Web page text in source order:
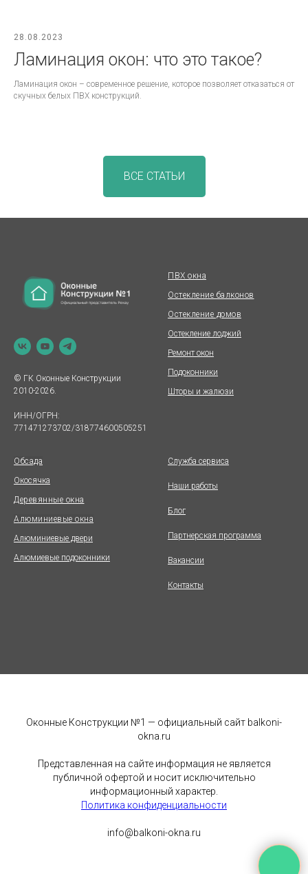
28.08.2023
Ламинация окон: что это такое?
Ламинация окон – современное решение, которое позволяет отказаться от
скучных белых ПВХ конструкций.
ВСЕ СТАТЬИ
© ГК Оконные Конструкции
2010-2026.
ИНН/ОГРН:
771471273702/318774600505251
ПВХ окна
Остекление балконов
Остекление домов
Остекление лоджий
Ремонт окон
Подоконники
Шторы и жалюзи
Обсада
Окосячка
Деревянные окна
Алюминиевые окна
Алюминиевые двери
Алюмиевые подоконники
Служба сервиса
Наши работы
Блог
Партнерская программа
Вакансии
Контакты
Оконные Конструкции №1 — официальный сайт balkoni-
okna.ru
Представленная на сайте информация не является
публичной офертой и носит исключительно
информационный характер.
Политика конфиденциальности
info@balkoni-okna.ru